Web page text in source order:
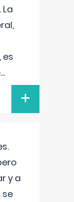
es
...
+
y a
se